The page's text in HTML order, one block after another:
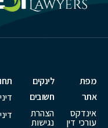
מפת
אתר
אינדקס
עורכי דין
לינקים
חשובים
הצהרת
נגישות